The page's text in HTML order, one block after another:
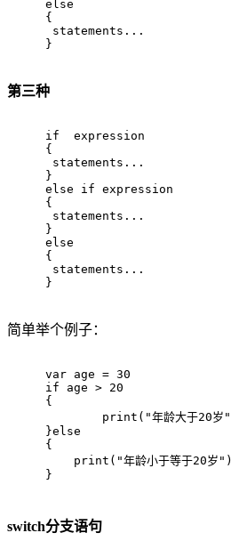
else
{
statements...
}
第三种
if
  expression
{
statements...
}
else
if expression
{
statements...
}
else
{
statements...
}
简单举个例子：
var age = 30
if age > 20
{
print ( "年龄大于20岁"
}else
{
print ( "年龄小于等于20岁" )
}
switch分支语句